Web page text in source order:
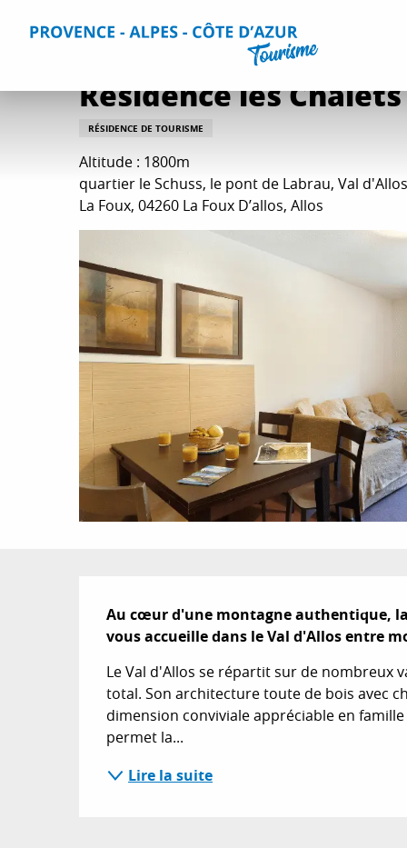
Accueil Séjourner Hébergements
Résidence les
RÉSIDENCE DE TOURISME
Altitude : 1800m
quartier le Schuss, le pont de Labrau, Val
La Foux, 04260 La Foux D’allos, Allos
Description
Au cœur d'une montagne authentique,
vous accueille dans le Val d'Allos entre
Le Val d'Allos se répartit sur de nombreux
total. Son architecture toute de bois avec
dimension conviviale appréciable en
permet la...
Lire la suite